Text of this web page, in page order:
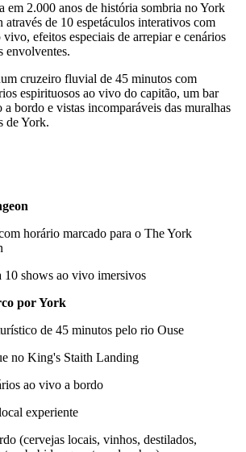
em 2.000 anos de história sombria no York
através de 10 espetáculos interativos com
vivo, efeitos especiais de arrepiar e cenários
envolventes.
cruzeiro fluvial de 45 minutos com
espirituosos ao vivo do capitão, um bar
a bordo e vistas incomparáveis das muralhas
de York.
horário marcado para o The York
10 shows ao vivo imersivos
por York
de 45 minutos pelo rio Ouse
no King's Staith Landing
ao vivo a bordo
experiente
(cervejas locais, vinhos, destilados,